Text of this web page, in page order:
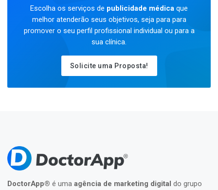
Escolha os serviços de publicidade médica que
melhor atenderão seus objetivos, seja para para
promover o seu perfil profissional individual ou para a
sua clínica.
Solicite uma Proposta!
DoctorApp® é uma agência de marketing digital do grupo